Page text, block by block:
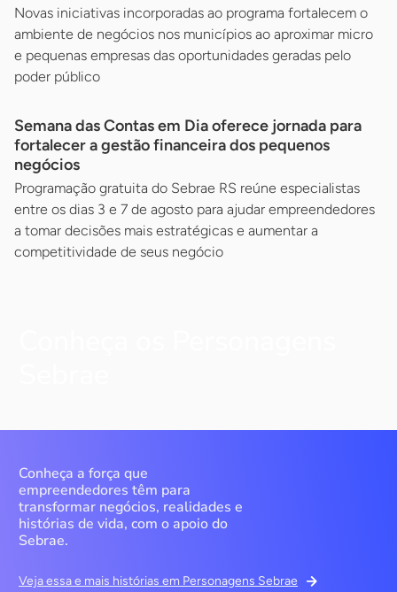
Novas iniciativas incorporadas ao programa fortalecem o
ambiente de negócios nos municípios ao aproximar micro
e pequenas empresas das oportunidades geradas pelo
poder público
Semana das Contas em Dia oferece jornada para
fortalecer a gestão financeira dos pequenos
negócios
Programação gratuita do Sebrae RS reúne especialistas
entre os dias 3 e 7 de agosto para ajudar empreendedores
a tomar decisões mais estratégicas e aumentar a
competitividade de seus negócio
Conheça a força que
empreendedores têm para
transformar negócios, realidades e
histórias de vida, com o apoio do
Sebrae.
Veja essa e mais histórias em Personagens Sebrae